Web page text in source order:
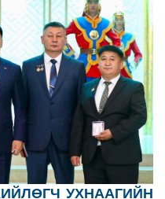
УХНААГИЙН